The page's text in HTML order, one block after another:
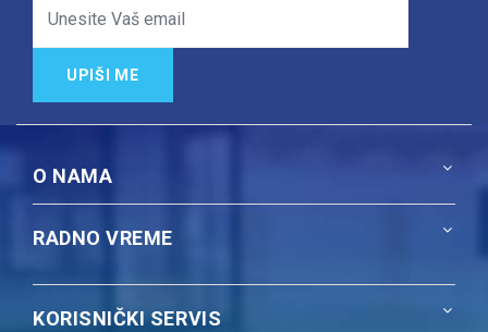
UPIŠI ME
O NAMA
RADNO VREME
KORISNIČKI SERVIS